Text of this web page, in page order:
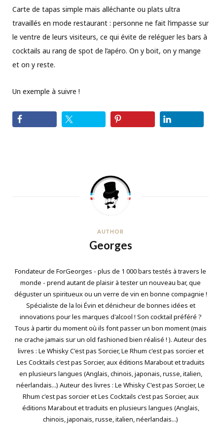
Carte de tapas simple mais alléchante ou plats ultra
travaillés en mode restaurant : personne ne fait l‘impasse sur
le ventre de leurs visiteurs, ce qui évite de reléguer les bars à
cocktails au rang de spot de l’apéro. On y boit, on y mange
et on y reste.
Un exemple à suivre !
AUTHOR
Georges
Fondateur de ForGeorges - plus de 1 000 bars testés à travers le
monde - prend autant de plaisir à tester un nouveau bar, que
déguster un spiritueux ou un verre de vin en bonne compagnie !
Spécialiste de la loi Évin et dénicheur de bonnes idées et
innovations pour les marques d'alcool ! Son cocktail préféré ?
Tous à partir du moment où ils font passer un bon moment (mais
ne crache jamais sur un old fashioned bien réalisé ! ). Auteur des
livres : Le Whisky C'est pas Sorcier, Le Rhum c'est pas sorcier et
Les Cocktails c'est pas Sorcier, aux éditions Marabout et traduits
en plusieurs langues (Anglais, chinois, japonais, russe, italien,
néerlandais...) Auteur des livres : Le Whisky C'est pas Sorcier, Le
Rhum c'est pas sorcier et Les Cocktails c'est pas Sorcier, aux
éditions Marabout et traduits en plusieurs langues (Anglais,
chinois, japonais, russe, italien, néerlandais...)